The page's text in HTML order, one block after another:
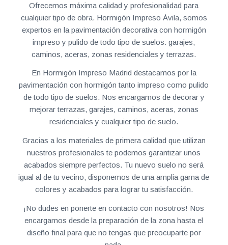
Ofrecemos máxima calidad y profesionalidad para
cualquier tipo de obra. Hormigón Impreso Ávila, somos
expertos en la pavimentación decorativa con hormigón
impreso y pulido de todo tipo de suelos: garajes,
caminos, aceras, zonas residenciales y terrazas.
En Hormigón Impreso Madrid destacamos por la
pavimentación con hormigón tanto impreso como pulido
de todo tipo de suelos. Nos encargamos de decorar y
mejorar terrazas, garajes, caminos, aceras, zonas
residenciales y cualquier tipo de suelo.
Gracias a los materiales de primera calidad que utilizan
nuestros profesionales te podemos garantizar unos
acabados siempre perfectos. Tu nuevo suelo no será
igual al de tu vecino, disponemos de una amplia gama de
colores y acabados para lograr tu satisfacción.
¡No dudes en ponerte en contacto con nosotros! Nos
encargamos desde la preparación de la zona hasta el
diseño final para que no tengas que preocuparte por